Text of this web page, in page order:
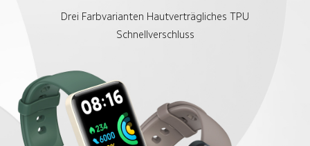
Drei Farbvarianten Hautverträgliches TPU
Schnellverschluss